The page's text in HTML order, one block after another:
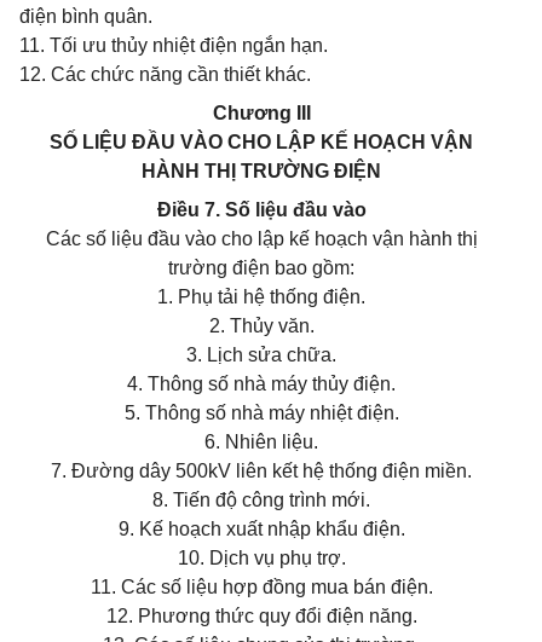
điện bình quân.
11. Tối ưu thủy nhiệt điện ngắn hạn.
12. Các chức năng cần thiết khác.
Chương III
SỐ LIỆU ĐẦU VÀO CHO LẬP KẾ HOẠCH VẬN
HÀNH THỊ TRƯỜNG ĐIỆN
Điều 7. Số liệu đầu vào
Các số liệu đầu vào cho lập kế hoạch vận hành thị
trường điện bao gồm:
1. Phụ tải hệ thống điện.
2. Thủy văn.
3. Lịch sửa chữa.
4. Thông số nhà máy thủy điện.
5. Thông số nhà máy nhiệt điện.
6. Nhiên liệu.
7. Đường dây 500kV liên kết hệ thống điện miền.
8. Tiến độ công trình mới.
9. Kế hoạch xuất nhập khẩu điện.
10. Dịch vụ phụ trợ.
11. Các số liệu hợp đồng mua bán điện.
12. Phương thức quy đổi điện năng.